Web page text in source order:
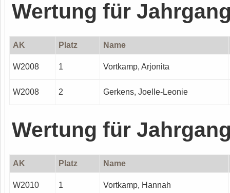
Wertung für
AK Platz Name
W2008 1 Vortkamp, Arjonita
W2008 2 Gerkens, Joelle-Leonie
Wertung für
AK Platz Name
W2010 1 Vortkamp, Hannah